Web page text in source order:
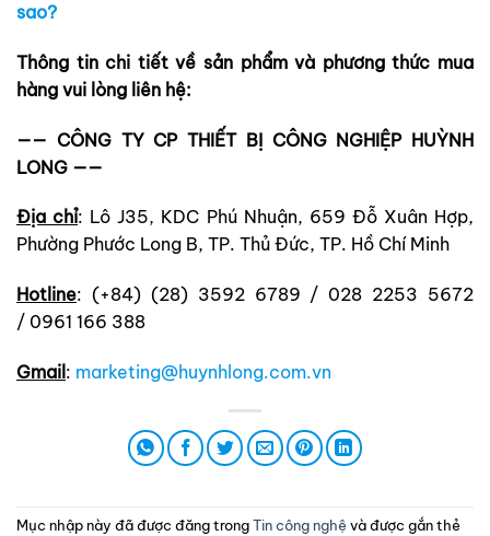
sao?
Thông tin chi tiết về sản phẩm và phương thức mua
hàng vui lòng liên hệ:
—— CÔNG TY CP THIẾT BỊ CÔNG NGHIỆP HUỲNH
LONG ——
Địa chỉ: Lô J35, KDC Phú Nhuận, 659 Đỗ Xuân Hợp,
Phường Phước Long B, TP. Thủ Đức, TP. Hồ Chí Minh
Hotline: (+84) (28) 3592 6789 / 028 2253 5672
/ 0961 166 388
Gmail : marketing@huynhlong.com.vn
Mục nhập này đã được đăng trongTin công nghệ và được gắn thẻ